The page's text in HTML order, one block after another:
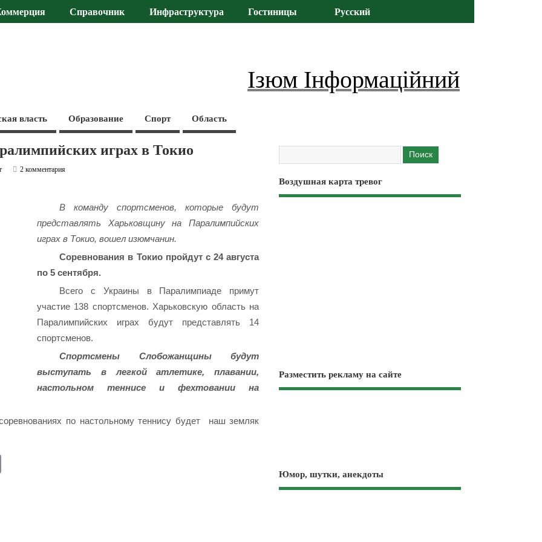
Справочник Инфраструктура Гостиницы Русский
Ізюм Інформаційний
власть Образование Спорт Область
играх в Токио
2 комментария
В команду спортсменов, которые будут
представлять Харьковщину на Паралимпийских
играх в Токио, вошел изюмчанин.
Соревнования в Токио пройдут с 24 августа
по 5 сентября.
Всего с Украины в Паралимпиаде примут
участие 138 спортсменов. Харьковскую область на
Паралимпийских играх будут представлять 14
спортсменов.
Спортсмены Слобожанщины будут
выступать в легкой атлетике, плавании,
настольном теннисе и фехтовании на
по настольному теннису будет наш земляк
Воздушная карта тревог
Разместить рекламу на сайте
Юмор, шутки, анекдоты